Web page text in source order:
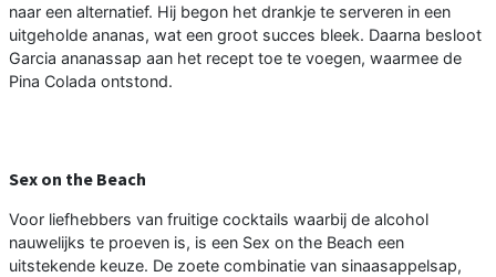
naar een alternatief. Hij begon het drankje te serveren in een
uitgeholde ananas, wat een groot succes bleek. Daarna besloot
Garcia ananassap aan het recept toe te voegen, waarmee de
Pina Colada ontstond.
Sex on the Beach
Voor liefhebbers van fruitige cocktails waarbij de alcohol
nauwelijks te proeven is, is een Sex on the Beach een
uitstekende keuze. De zoete combinatie van sinaasappelsap,